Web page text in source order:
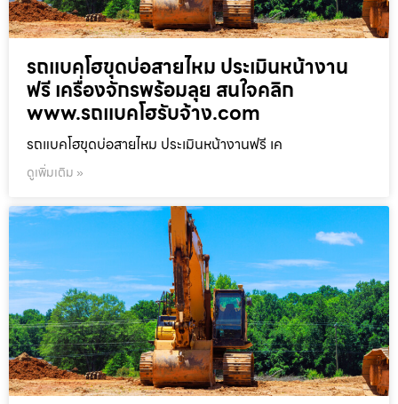
รถแบคโฮขุดบ่อสายไหม ประเมินหน้างาน
ฟรี เครื่องจักรพร้อมลุย สนใจคลิก
www.รถแบคโฮรับจ้าง.com
รถแบคโฮขุดบ่อสายไหม ประเมินหน้างานฟรี เค
ดูเพิ่มเติม »